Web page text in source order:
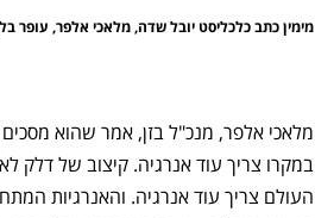
מימין כתב כלכליסט יובל שדה, מלאכי אלפר, עופר